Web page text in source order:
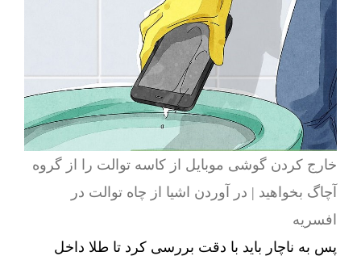
خارج کردن گوشی موبایل از کاسه توالت را از گروه
آچاگ بخواهید | در آوردن اشیا از چاه توالت در
افسریه
پس به ناچار باید با دقت بررسی کرد تا طلا داخل